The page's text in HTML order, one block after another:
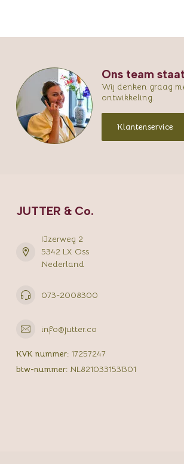
Ons team
Wij denken graag
ontwikkeling.
Klantenservice
JUTTER & Co.
IJzerweg 2
5342 LX Oss
Nederland
073-2008300
info@jutter.co
KVK nummer: 17257247
btw-nummer: NL821033153B01